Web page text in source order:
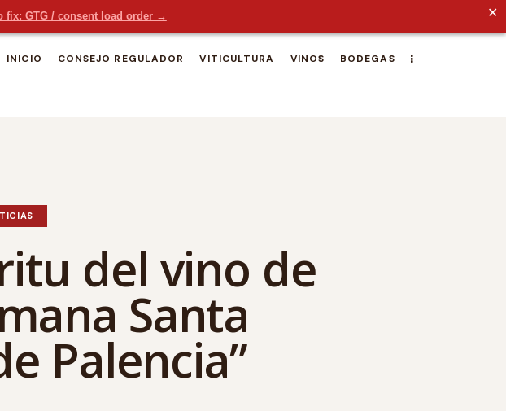
fix: GTG / consent load order → ✕
INICIO CONSEJO REGULADOR VITICULTURA VINOS BODEGAS
del vino de
Santa
Palencia”